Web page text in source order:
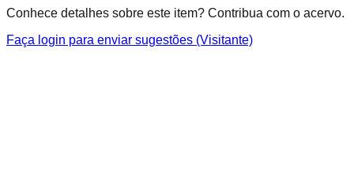
Conhece detalhes sobre este item? Contribua com o acervo.
Faça login para enviar sugestões (Visitante)